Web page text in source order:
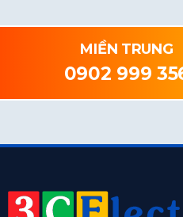
MIỀN TRUNG
0902 999